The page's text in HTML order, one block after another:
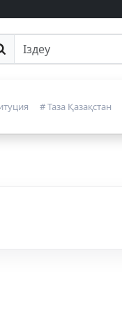
іздеу
# Таза Қазақстан